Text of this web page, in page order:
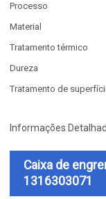
Processo
Material
Tratamento térmico
Dureza
Tratamento de
Informações
Caixa de
1316303071